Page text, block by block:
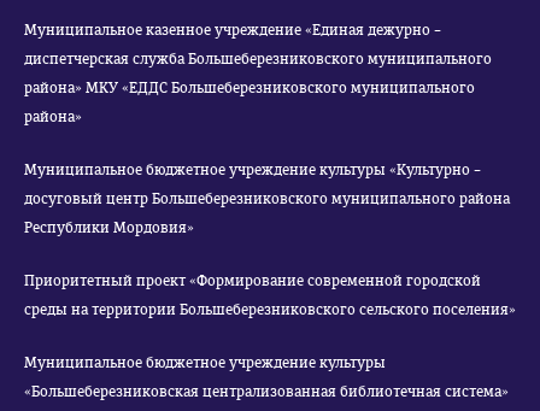
Муниципальное казенное учреждение «Единая дежурно –
диспетчерская служба Большеберезниковского муниципального
района» МКУ «ЕДДС Большеберезниковского муниципального
района»
Муниципальное бюджетное учреждение культуры «Культурно –
досуговый центр Большеберезниковского муниципального района
Республики Мордовия»
Приоритетный проект «Формирование современной городской
среды на территории Большеберезниковского сельского поселения»
Муниципальное бюджетное учреждение культуры
«Большеберезниковская централизованная библиотечная система»